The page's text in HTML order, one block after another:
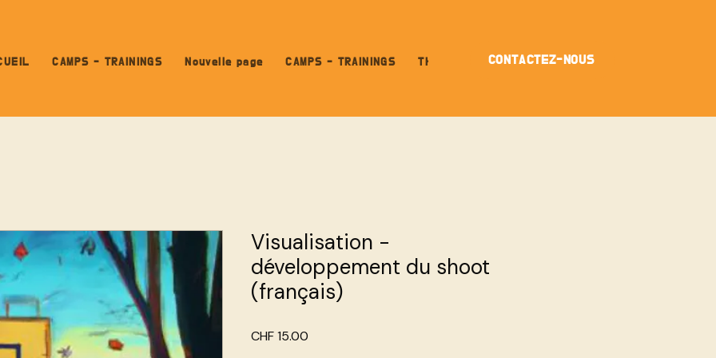
CAMPS - TRAININGS Nouvelle page CAMPS - TRAININGS THE MENTAL GAME ABOUT
CONTACTEZ-NOUS
Visualisation -
développement du shoot
(français)
CHF 15.00